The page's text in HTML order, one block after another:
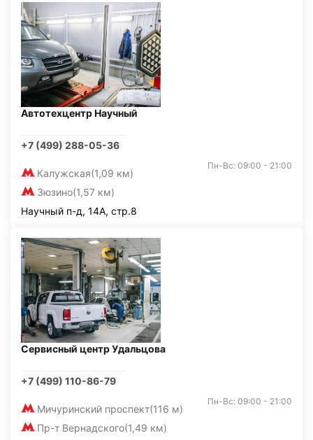
Автотехцентр Научный
+7 (499) 288-05-36
Калужская(1,09 км)
Зюзино(1,57 км)
Пн-Вс: 09:00 - 21:00
Научный п-д, 14А, стр.8
Сервисный центр Удальцова
+7 (499) 110-86-79
Мичуринский проспект(116 м)
Пр-т Вернадского(1,49 км)
Пн-Вс: 09:00 - 21:00